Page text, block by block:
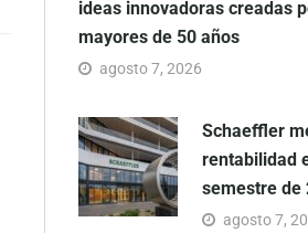
ideas innovadoras creadas
mayores de 50 años
agosto 7, 2026
Schaeffler
rentabilidad
semestre de
agosto 7,